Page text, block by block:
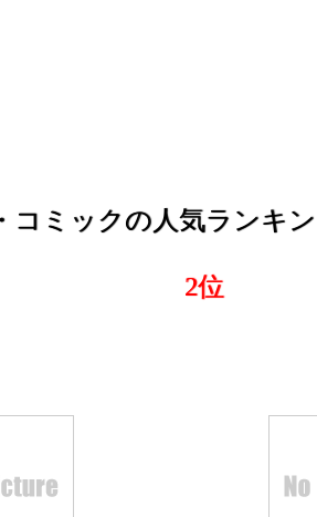
本・雑誌
グ：27位
本・雑誌
コミックの人気ランキ
2位